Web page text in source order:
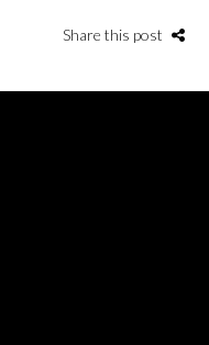
Share this post